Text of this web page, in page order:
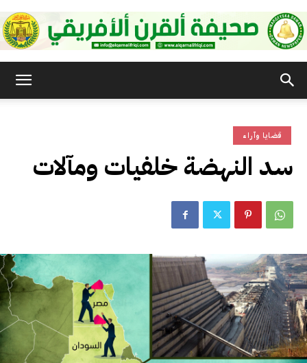
الأفريقي
قضايا وآراء
سد النهضة خلفيات ومآلات